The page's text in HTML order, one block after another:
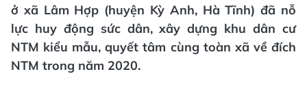
ở xã Lâm Hợp (huyện Kỳ Anh, Hà Tĩnh) đã nỗ
lực huy động sức dân, xây dựng khu dân cư
NTM kiểu mẫu, quyết tâm cùng toàn xã về đích
NTM trong năm 2020.